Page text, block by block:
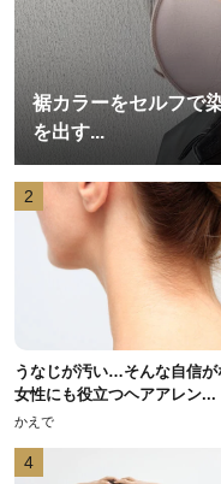
裾カラーをセルフで
を出す...
2
うなじが汚い…そんな自信が
女性にも役立つヘアアレン...
かえで
4